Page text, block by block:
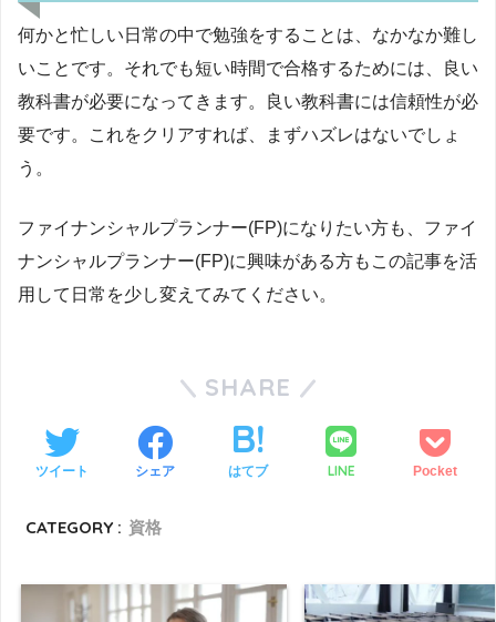
何かと忙しい日常の中で勉強をすることは、なかなか難し
いことです。それでも短い時間で合格するためには、良い
教科書が必要になってきます。良い教科書には信頼性が必
要です。これをクリアすれば、まずハズレはないでしょ
う。
ファイナンシャルプランナー(FP)になりたい方も、ファイ
ナンシャルプランナー(FP)に興味がある方もこの記事を活
用して日常を少し変えてみてください。
SHARE
ツイート シェア はてブ LINE Pocket
CATEGORY : 資格